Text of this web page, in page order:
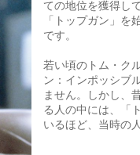
ての地位を獲得し
「トップガン」を
です。
若い頃のトム・ク
ン：インポッシブ
ません。しかし、
る人の中には、「
いるほど、当時の